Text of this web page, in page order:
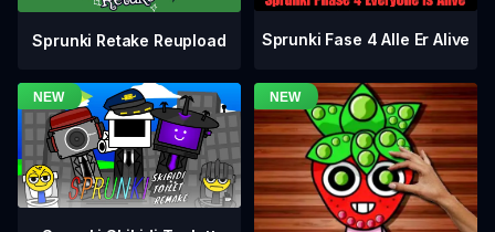
Sprunki Retake Reupload Sprunki Fase 4 Alle Er Alive